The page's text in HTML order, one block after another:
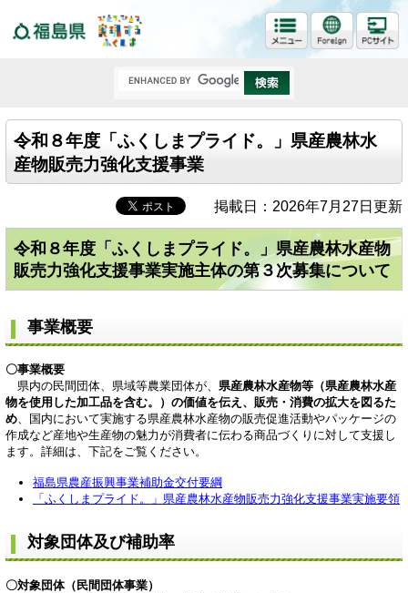
令和８年度「ふくしまプライド。」県産農林水
産物販売力強化支援事業
掲載日：2026年7月27日更新
令和８年度「ふくしまプライド。」県産農林水産物
販売力強化支援事業実施主体の第３次募集について
事業概要
〇事業概要
県内の民間団体、県域等農業団体が、 県産農林水産物等（県産農林水産
物を使用した加工品を含む。）の価値を伝え、販売・消費の拡大を図るた
め、国内において実施する県産農林水産物の販売促進活動やパッケージの
作成など産地や生産物の魅力が消費者に伝わる商品づくりに対して支援し
ます。詳細は、下記をご覧ください。
福島県農産振興事業補助金交付要綱
「ふくしまプライド。」県産農林水産物販売力強化支援事業実施要領
対象団体及び補助率
〇対象団体（民間団体事業）